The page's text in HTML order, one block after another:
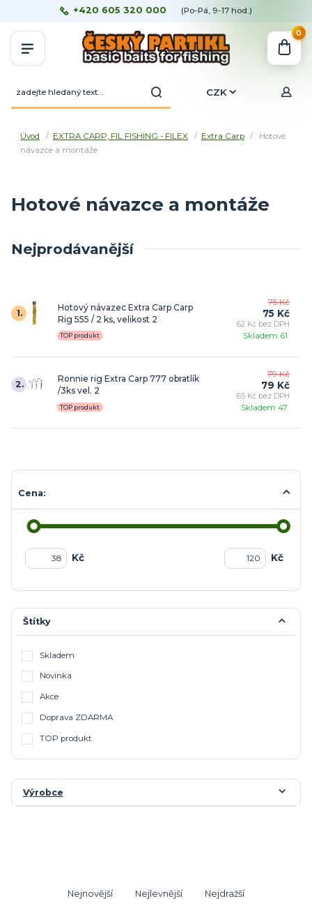
CZK
+420 605 320 000 (Po-Pá, 9-17 hod.)
0
Úvod EXTRA CARP, FIL FISHING - FILEX Extra Carp
Hotové
návazce a montáže
Hotové návazce a montáže
Nejprodávanější
1.
Hotový návazec Extra Carp Carp
Rig 555 / 2 ks, velikost 2
Skladem 61
TOP produkt
75 Kč
75 Kč
62 Kč bez DPH
2.
Ronnie rig Extra Carp 777 obratlík
/3ks vel. 2
Skladem 47
TOP produkt
79 Kč
79 Kč
65 Kč bez DPH
Cena:
Kč Kč
Štítky
Skladem
Novinka
Akce
Doprava ZDARMA
TOP produkt
Výrobce
Nejnovější Nejlevnější Nejdražší